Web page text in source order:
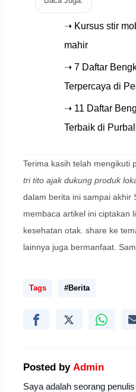
➝ Kursus stir
mahir
➝ 7 Daftar
Terpercaya di
➝ 11 Daftar
Terbaik di
Terima kasih telah mengikuti
tri tito ajak dukung produk
dalam berita ini sampai akhir
membaca artikel ini ciptakan
kesehatan otak. share ke
lainnya juga bermanfaat.
Tags #Berita
Posted by Admin
Saya adalah seorang